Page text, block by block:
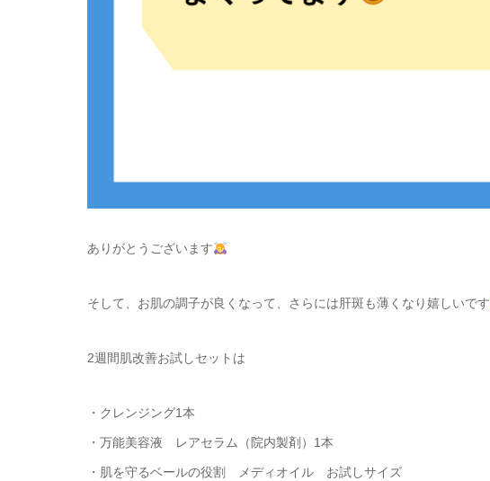
ありがとうございます
そして、お肌の調子が良くなって、さらには肝斑も薄くなり嬉しいです
2週間肌改善お試しセットは
・クレンジング1本
・万能美容液 レアセラム（院内製剤）1本
・肌を守るベールの役割 メディオイル お試しサイズ